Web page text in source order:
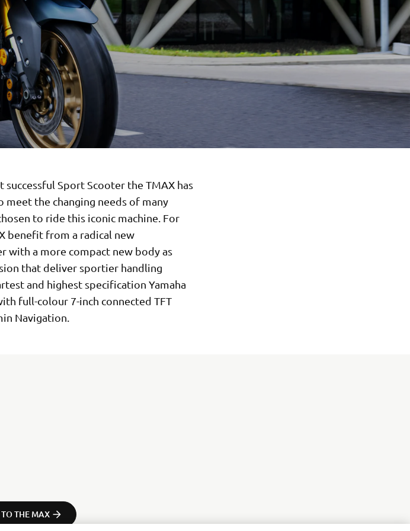
successful Sport Scooter the TMAX has
the changing needs of many
to ride this iconic machine. For
benefit from a radical new
with a more compact new body as
that deliver sportier handling
and highest specification Yamaha
full-colour 7-inch connected TFT
Navigation.
THE MAX